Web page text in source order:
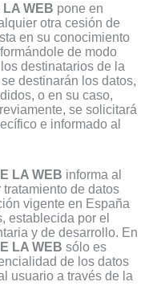
LA WEB pone en
otra cesión de
en su conocimiento
de modo
destinatarios de la
destinarán los datos,
o en su caso,
se solicitará
e informado al
LA WEB informa al
de datos
vigente en España
establecida por el
y de desarrollo. En
LA WEB sólo es
de los datos
usuario a través de la